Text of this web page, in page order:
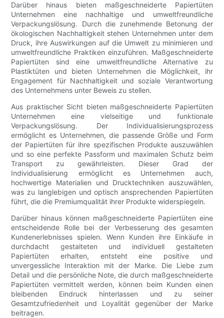
Darüber hinaus bieten maßgeschneiderte Papiertüten
Unternehmen eine nachhaltige und umweltfreundliche
Verpackungslösung. Durch die zunehmende Betonung der
ökologischen Nachhaltigkeit stehen Unternehmen unter dem
Druck, ihre Auswirkungen auf die Umwelt zu minimieren und
umweltfreundliche Praktiken einzuführen. Maßgeschneiderte
Papiertüten sind eine umweltfreundliche Alternative zu
Plastiktüten und bieten Unternehmen die Möglichkeit, ihr
Engagement für Nachhaltigkeit und soziale Verantwortung
des Unternehmens unter Beweis zu stellen.
Aus praktischer Sicht bieten maßgeschneiderte Papiertüten
Unternehmen eine vielseitige und funktionale
Verpackungslösung. Der Individualisierungsprozess
ermöglicht es Unternehmen, die passende Größe und Form
der Papiertüten für ihre spezifischen Produkte auszuwählen
und so eine perfekte Passform und maximalen Schutz beim
Transport zu gewährleisten. Dieser Grad der
Individualisierung ermöglicht es Unternehmen auch,
hochwertige Materialien und Drucktechniken auszuwählen,
was zu langlebigen und optisch ansprechenden Papiertüten
führt, die die Premiumqualität ihrer Produkte widerspiegeln.
Darüber hinaus können maßgeschneiderte Papiertüten eine
entscheidende Rolle bei der Verbesserung des gesamten
Kundenerlebnisses spielen. Wenn Kunden ihre Einkäufe in
durchdacht gestalteten und individuell gestalteten
Papiertüten erhalten, entsteht eine positive und
unvergessliche Interaktion mit der Marke. Die Liebe zum
Detail und die persönliche Note, die durch maßgeschneiderte
Papiertüten vermittelt werden, können beim Kunden einen
bleibenden Eindruck hinterlassen und zu seiner
Gesamtzufriedenheit und Loyalität gegenüber der Marke
beitragen.